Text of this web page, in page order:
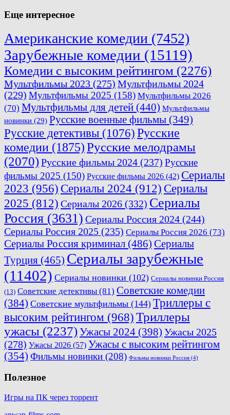
Еще интересное
Американские комедии (7452)
Зарубежные комедии (15119)
Комедии с высоким рейтингом (2276)
Мультфильмы 2023 (275) Мультфильмы 2024
(229) Мультфильмы 2025 (158) Мультфильмы 2026
(70) Мультфильмы для детей (440) Мультфильмы
новинки (29) Русские военные фильмы (349)
Русские детективы (1076)Русские
комедии (1875)Русские мелодрамы
(2070)Русские фильмы 2024 (237) Русские
фильмы 2025 (150) Русские фильмы 2026 (42) Сериалы
2023 (956) Сериалы 2024 (912) Сериалы
2025 (812) Сериалы 2026 (332) Сериалы
Россия (3631) Сериалы Россия 2024 (244)
Сериалы Россия 2025 (235) Сериалы Россия 2026 (73)
Сериалы Россия криминал (486) Сериалы
Турция (465) Сериалы зарубежные
(11402) Сериалы новинки (102) Сериалы новинки Россия
(13) Советские детективы (81) Советские комедии
(384) Советские мультфильмы (144) Триллеры с
высоким рейтингом (968) Триллеры
ужасы (2237)Ужасы 2024 (398) Ужасы 2025
(278) Ужасы 2026 (57) Ужасы с высоким рейтингом
(354) Фильмы новинки (208) Фильмы новинки Россия (4)
Полезное
Игры на ПК через торрент